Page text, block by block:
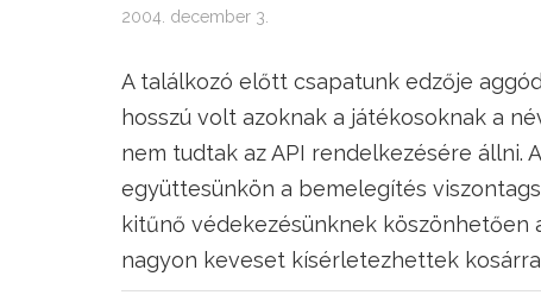
2004. december 3.
A találkozó előtt csapatunk edzője
hosszú volt azoknak a játékosoknak a
nem tudtak az API rendelkezésére állni.
együttesünkön a bemelegítés
kitűnő védekezésünknek köszönhetően
nagyon keveset kísérletezhettek